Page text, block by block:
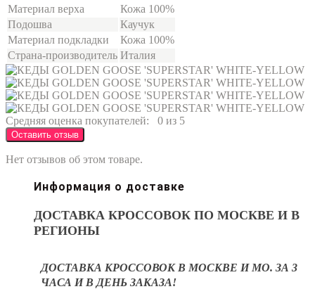
Материал верха
Кожа 100%
Подошва
Каучук
Материал подкладки
Кожа 100%
Страна-производитель Италия
Средняя оценка покупателей: 0 из 5
Оставить отзыв
Нет отзывов об этом товаре.
Информация о доставке
ДОСТАВКА КРОССОВОК ПО МОСКВЕ И В
РЕГИОНЫ
ДОСТАВКА КРОССОВОК В МОСКВЕ И МО. ЗА 3
ЧАСА И В ДЕНЬ ЗАКАЗА!